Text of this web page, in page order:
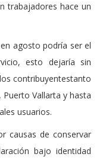
trabajadores hace un
agosto podría ser el
esto dejaría sin
contribuyentestanto
Vallarta y hasta
usuarios.
causas de conservar
bajo identidad